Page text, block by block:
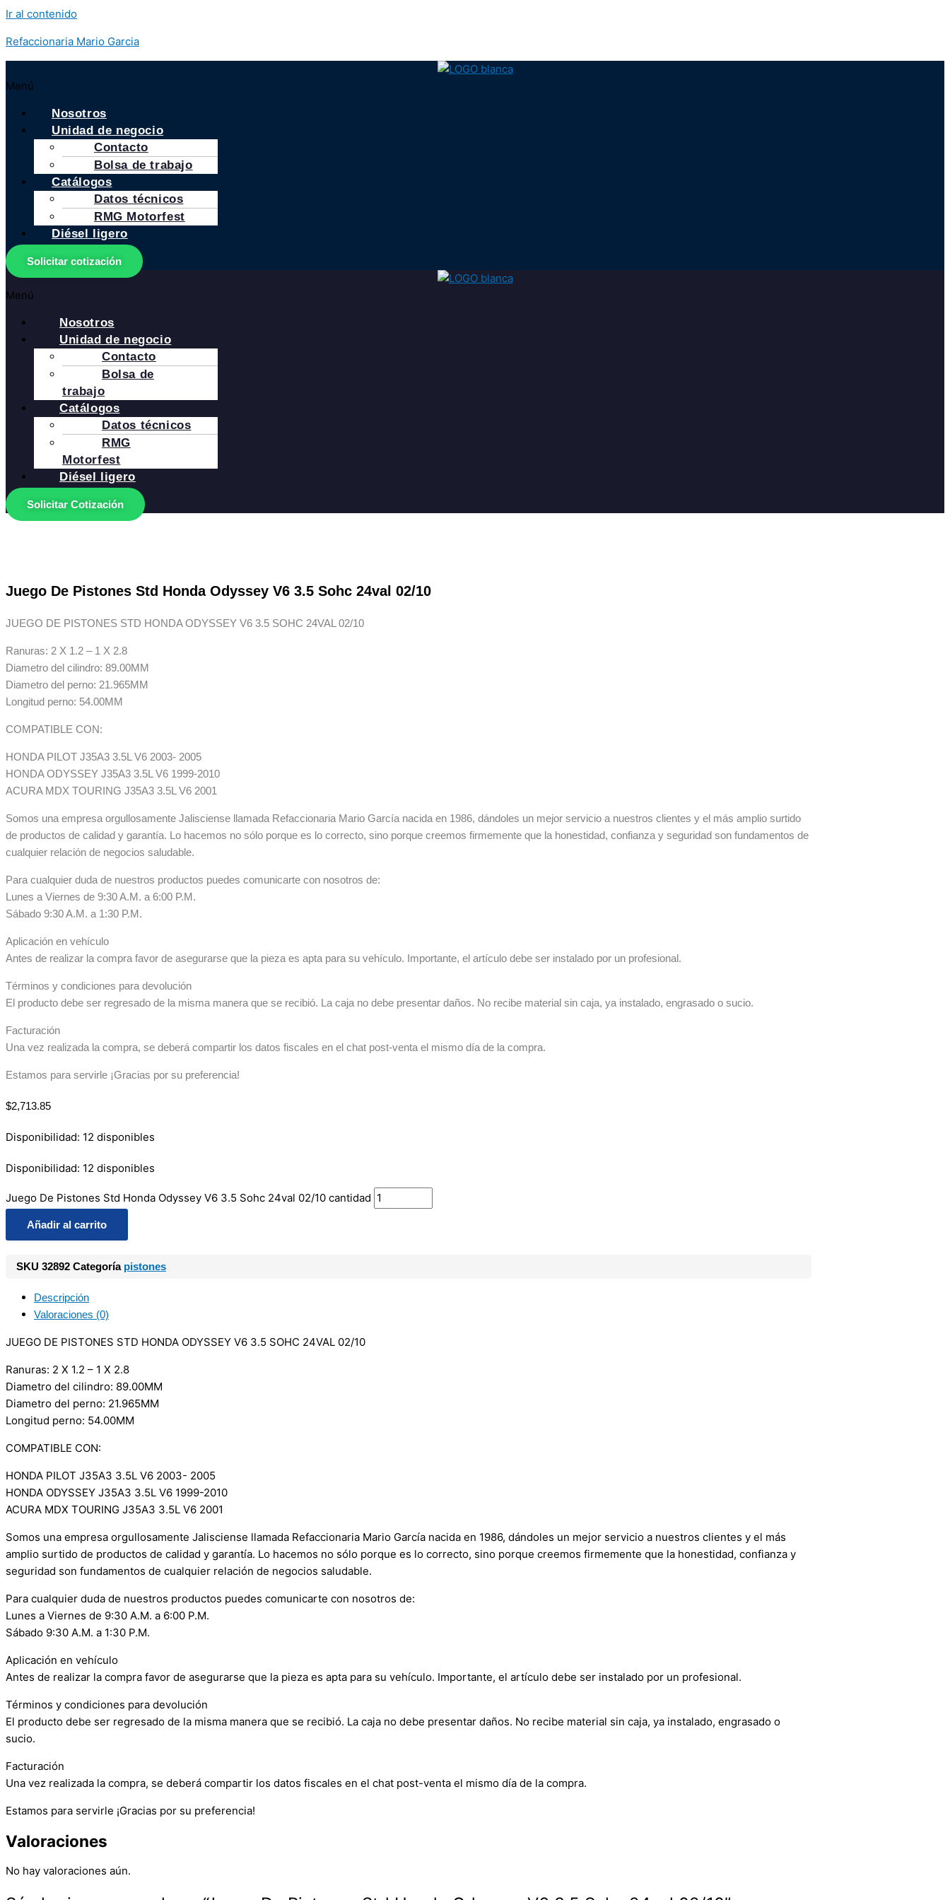
Ir al contenido
Refaccionaria Mario Garcia
Menú
Nosotros
Unidad de negocio
Contacto
Bolsa de trabajo
Catálogos
Datos técnicos
RMG Motorfest
Diésel ligero
Solicitar cotización
Menú
Nosotros
Unidad de negocio
Contacto
Bolsa de
trabajo
Catálogos
Datos técnicos
RMG
Motorfest
Diésel ligero
Solicitar Cotización
Juego De Pistones Std Honda Odyssey V6 3.5 Sohc 24val 02/10
JUEGO DE PISTONES STD HONDA ODYSSEY V6 3.5 SOHC 24VAL 02/10
Ranuras: 2 X 1.2 – 1 X 2.8
Diametro del cilindro: 89.00MM
Diametro del perno: 21.965MM
Longitud perno: 54.00MM
COMPATIBLE CON:
HONDA PILOT J35A3 3.5L V6 2003- 2005
HONDA ODYSSEY J35A3 3.5L V6 1999-2010
ACURA MDX TOURING J35A3 3.5L V6 2001
Somos una empresa orgullosamente Jalisciense llamada Refaccionaria Mario García nacida en 1986, dándoles un mejor servicio a nuestros clientes y el más amplio surtido
de productos de calidad y garantía. Lo hacemos no sólo porque es lo correcto, sino porque creemos firmemente que la honestidad, confianza y seguridad son fundamentos de
cualquier relación de negocios saludable.
Para cualquier duda de nuestros productos puedes comunicarte con nosotros de:
Lunes a Viernes de 9:30 A.M. a 6:00 P.M.
Sábado 9:30 A.M. a 1:30 P.M.
Aplicación en vehículo
Antes de realizar la compra favor de asegurarse que la pieza es apta para su vehículo. Importante, el artículo debe ser instalado por un profesional.
Términos y condiciones para devolución
El producto debe ser regresado de la misma manera que se recibió. La caja no debe presentar daños. No recibe material sin caja, ya instalado, engrasado o sucio.
Facturación
Una vez realizada la compra, se deberá compartir los datos fiscales en el chat post-venta el mismo día de la compra.
Estamos para servirle ¡Gracias por su preferencia!
$2,713.85
Disponibilidad: 12 disponibles
Disponibilidad: 12 disponibles
Juego De Pistones Std Honda Odyssey V6 3.5 Sohc 24val 02/10 cantidad
Añadir al carrito
SKU 32892 Categoría pistones
Descripción
Valoraciones (0)
JUEGO DE PISTONES STD HONDA ODYSSEY V6 3.5 SOHC 24VAL 02/10
Ranuras: 2 X 1.2 – 1 X 2.8
Diametro del cilindro: 89.00MM
Diametro del perno: 21.965MM
Longitud perno: 54.00MM
COMPATIBLE CON:
HONDA PILOT J35A3 3.5L V6 2003- 2005
HONDA ODYSSEY J35A3 3.5L V6 1999-2010
ACURA MDX TOURING J35A3 3.5L V6 2001
Somos una empresa orgullosamente Jalisciense llamada Refaccionaria Mario García nacida en 1986, dándoles un mejor servicio a nuestros clientes y el más
amplio surtido de productos de calidad y garantía. Lo hacemos no sólo porque es lo correcto, sino porque creemos firmemente que la honestidad, confianza y
seguridad son fundamentos de cualquier relación de negocios saludable.
Para cualquier duda de nuestros productos puedes comunicarte con nosotros de:
Lunes a Viernes de 9:30 A.M. a 6:00 P.M.
Sábado 9:30 A.M. a 1:30 P.M.
Aplicación en vehículo
Antes de realizar la compra favor de asegurarse que la pieza es apta para su vehículo. Importante, el artículo debe ser instalado por un profesional.
Términos y condiciones para devolución
El producto debe ser regresado de la misma manera que se recibió. La caja no debe presentar daños. No recibe material sin caja, ya instalado, engrasado o
sucio.
Facturación
Una vez realizada la compra, se deberá compartir los datos fiscales en el chat post-venta el mismo día de la compra.
Estamos para servirle ¡Gracias por su preferencia!
Valoraciones
No hay valoraciones aún.